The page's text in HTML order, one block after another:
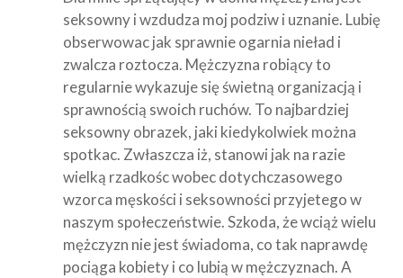
seksowny i wzdudza moj podziw i uznanie. Lubię
obserwowac jak sprawnie ogarnia nieład i
zwalcza roztocza. Mężczyzna robiący to
regularnie wykazuje się świetną organizacją i
sprawnością swoich ruchów. To najbardziej
seksowny obrazek, jaki kiedykolwiek można
spotkac. Zwłaszcza iż, stanowi jak na razie
wielką rzadkośc wobec dotychczasowego
wzorca męskości i seksowności przyjetego w
naszym społeczeństwie. Szkoda, że wciąż wielu
mężczyzn nie jest świadoma, co tak naprawdę
pociąga kobiety i co lubią w mężczyznach. A